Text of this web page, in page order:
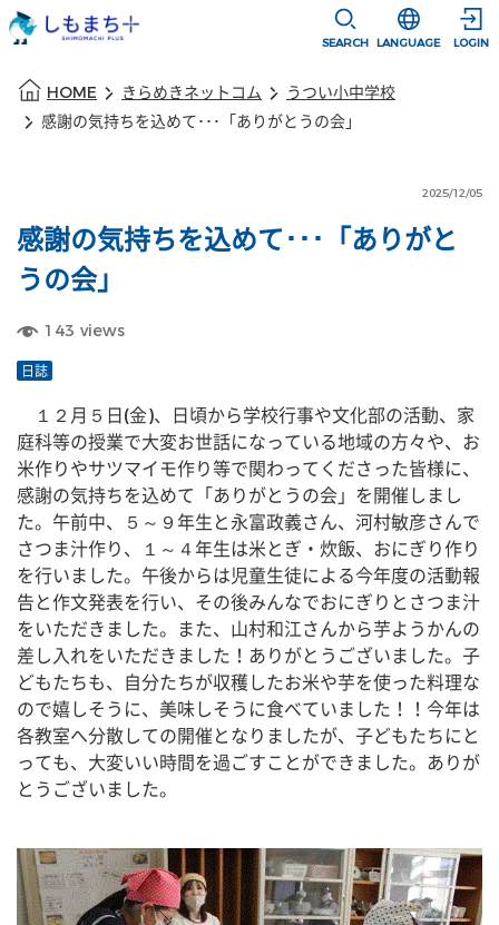
SEARCH
選択すると言
LANGUAGE LOGIN
HOME きらめきネットコム
うつい小中学校
感謝の気持ちを込めて･･･「ありがとうの会」
2025/12/05
感謝の気持ちを込めて･･･「ありがと
うの会」
143 views
日誌
１２月５日(金)、日頃から学校行事や文化部の活動、家
庭科等の授業で大変お世話になっている地域の方々や、お
米作りやサツマイモ作り等で関わってくださった皆様に、
感謝の気持ちを込めて「ありがとうの会」を開催しまし
た。午前中、５～９年生と永富政義さん、河村敏彦さんで
さつま汁作り、１～４年生は米とぎ・炊飯、おにぎり作り
を行いました。午後からは児童生徒による今年度の活動報
告と作文発表を行い、その後みんなでおにぎりとさつま汁
をいただきました。また、山村和江さんから芋ようかんの
差し入れをいただきました！ありがとうございました。子
どもたちも、自分たちが収穫したお米や芋を使った料理な
ので嬉しそうに、美味しそうに食べていました！！今年は
各教室へ分散しての開催となりましたが、子どもたちにと
っても、大変いい時間を過ごすことができました。ありが
とうございました。